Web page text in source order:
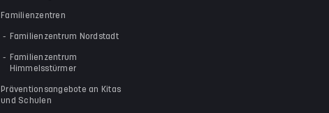
Familienzentren
Familienzentrum Nordstadt
Familienzentrum
Himmelsstürmer
Präventionsangebote an Kitas
und Schulen